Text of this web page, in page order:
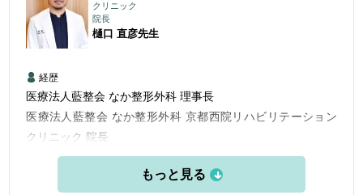
クリニック
院長
樋口 直彦先生
経歴
医療法人藍整会 なか整形外科 理事長
医療法人藍整会 なか整形外科 京都西院リハビリテーション
クリニック 院長
帝京大学医学部卒業、日本整形外科学会認定専門医
Vリーグ「サントリーサンバース」チームドクター